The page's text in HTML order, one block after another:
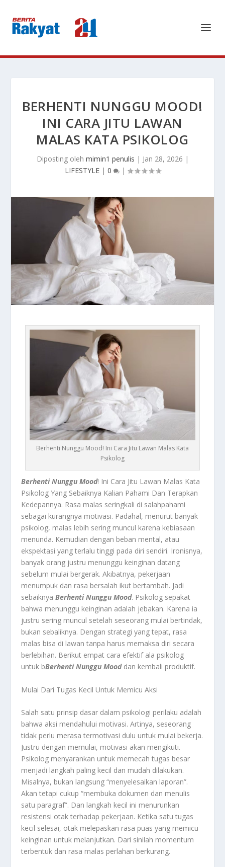
BERHENTI NUNGGU MOOD!
INI CARA JITU LAWAN
MALAS KATA PSIKOLOG
Diposting oleh mimin1 penulis | Jan 28, 2026 |
LIFESTYLE| 0 |
Berhenti Nunggu Mood! Ini Cara Jitu Lawan Malas Kata
Psikolog
Berhenti Nunggu Mood! Ini Cara Jitu Lawan Malas Kata
Psikolog Yang Sebaiknya Kalian Pahami Dan Terapkan
Kedepannya. Rasa malas seringkali di salahpahami
sebagai kurangnya motivasi. Padahal, menurut banyak
psikolog, malas lebih sering muncul karena kebiasaan
menunda. Kemudian dengan beban mental, atau
ekspektasi yang terlalu tinggi pada diri sendiri. Ironisnya,
banyak orang justru menunggu keinginan datang
sebelum mulai bergerak. Akibatnya, pekerjaan
menumpuk dan rasa bersalah ikut bertambah. Jadi
sebaiknyaBerhenti Nunggu Mood. Psikolog sepakat
bahwa menunggu keinginan adalah jebakan. Karena ia
justru sering muncul setelah seseorang mulai bertindak,
bukan sebaliknya. Dengan strategi yang tepat, rasa
malas bisa di lawan tanpa harus memaksa diri secara
berlebihan. Berikut empat cara efektif ala psikolog
untuk bBerhenti Nunggu Mooddan kembali produktif.
Mulai Dari Tugas Kecil Untuk Memicu Aksi
Salah satu prinsip dasar dalam psikologi perilaku adalah
bahwa aksi mendahului motivasi. Artinya, seseorang
tidak perlu merasa termotivasi dulu untuk mulai bekerja.
Justru dengan memulai, motivasi akan mengikuti.
Psikolog menyarankan untuk memecah tugas besar
menjadi langkah paling kecil dan mudah dilakukan.
Misalnya, bukan langsung “menyelesaikan laporan”.
Akan tetapi cukup “membuka dokumen dan menulis
satu paragraf”. Dan langkah kecil ini menurunkan
resistensi otak terhadap pekerjaan. Ketika satu tugas
kecil selesai, otak melepaskan rasa puas yang memicu
keinginan untuk melanjutkan. Dari sinilah momentum
terbentuk dan rasa malas perlahan berkurang.